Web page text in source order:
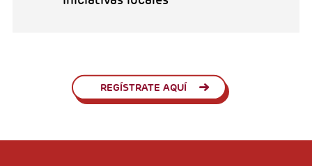
REGÍSTRATE AQUÍ